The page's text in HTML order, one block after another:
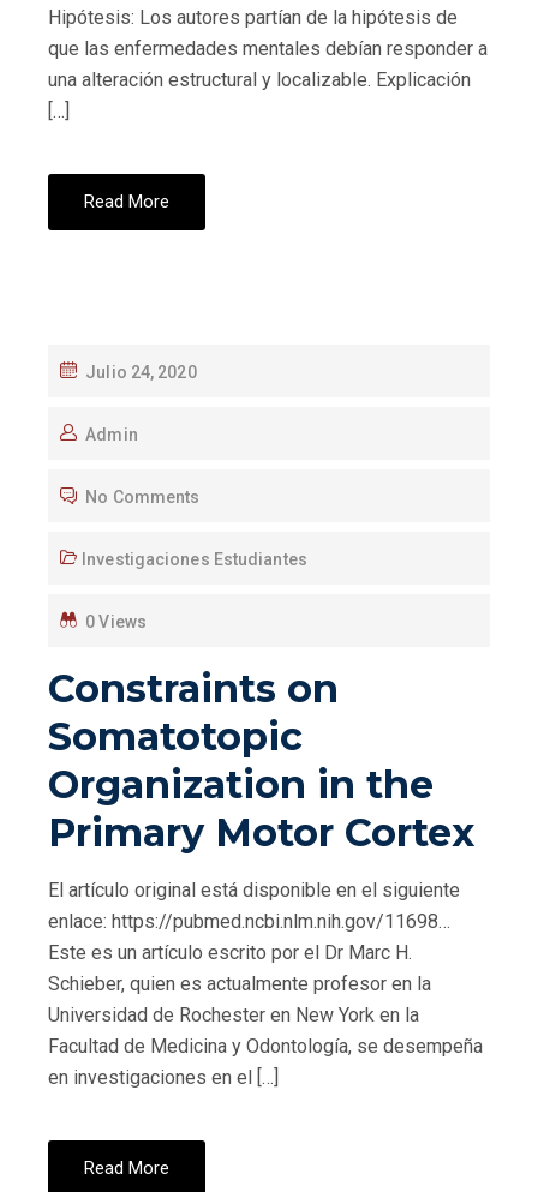
Hipótesis: Los autores partían de la hipótesis de
que las enfermedades mentales debían responder a
una alteración estructural y localizable. Explicación
[…]
Read More
Julio 24, 2020
Admin
No Comments
Investigaciones Estudiantes
0 Views
Constraints on
Somatotopic
Organization in the
Primary Motor Cortex
El artículo original está disponible en el siguiente
enlace: https://pubmed.ncbi.nlm.nih.gov/11698…
Este es un artículo escrito por el Dr Marc H.
Schieber, quien es actualmente profesor en la
Universidad de Rochester en New York en la
Facultad de Medicina y Odontología, se desempeña
en investigaciones en el […]
Read More